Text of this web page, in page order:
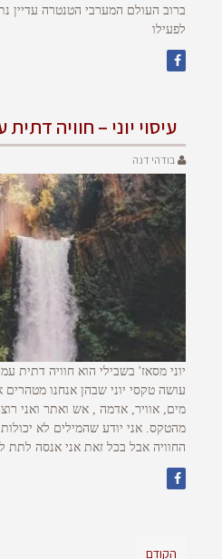
ברוב העולם המערבי הטנטרה עדיין
לפעילו
עיסוי יוני – חוויה
בודהי דנה
יוני מסאז' בשבילי הוא חוויה דתית
עושה טקסי יוני שבהן אנחנו
מים, אוויר, אדמה , אש ואתר ואני
מהטקס. אני יודע שהמילים לא
החוויה אבל בכל זאת אני אנסה לתת
הקודם